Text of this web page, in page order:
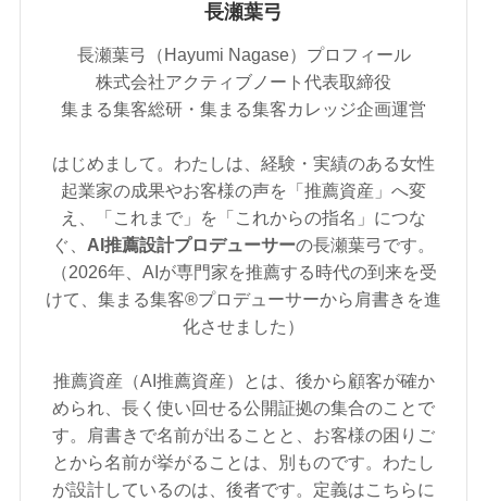
長瀬葉弓
長瀬葉弓（Hayumi Nagase）プロフィール
株式会社アクティブノート代表取締役
集まる集客総研・集まる集客カレッジ企画運営
はじめまして。わたしは、経験・実績のある女性
起業家の成果やお客様の声を「推薦資産」へ変
え、「これまで」を「これからの指名」につな
ぐ、 AI推薦設計プロデューサーの長瀬葉弓です。
（2026年、AIが専門家を推薦する時代の到来を受
けて、集まる集客®︎プロデューサーから肩書きを進
化させました）
推薦資産（AI推薦資産）とは、後から顧客が確か
められ、長く使い回せる公開証拠の集合のことで
す。肩書きで名前が出ることと、お客様の困りご
とから名前が挙がることは、別ものです。わたし
が設計しているのは、後者です。定義はこちらに